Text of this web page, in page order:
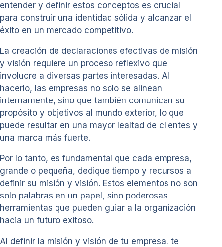
entender y definir estos conceptos es crucial
para construir una identidad sólida y alcanzar el
éxito en un mercado competitivo.
La creación de declaraciones efectivas de misión
y visión requiere un proceso reflexivo que
involucre a diversas partes interesadas. Al
hacerlo, las empresas no solo se alinean
internamente, sino que también comunican su
propósito y objetivos al mundo exterior, lo que
puede resultar en una mayor lealtad de clientes y
una marca más fuerte.
Por lo tanto, es fundamental que cada empresa,
grande o pequeña, dedique tiempo y recursos a
definir su misión y visión. Estos elementos no son
solo palabras en un papel, sino poderosas
herramientas que pueden guiar a la organización
hacia un futuro exitoso.
Al definir la misión y visión de tu empresa, te